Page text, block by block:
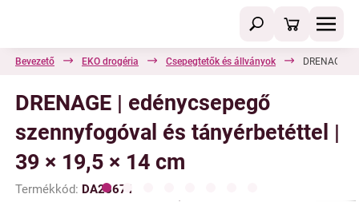
Bevezető EKO drogéria Csepegtetők és állványok DRENAGE |
DRENAGE | edénycsepegő
szennyfogóval és tányérbetéttel |
39 × 19,5 × 14 cm
Termékkód: DA28671